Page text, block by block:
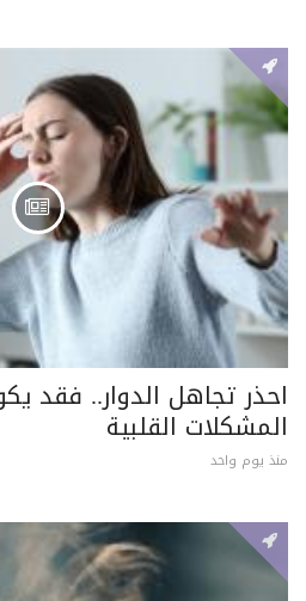
احذر تجاهل الدوار.. فقد
المشكلات القلبية
منذ يوم واحد